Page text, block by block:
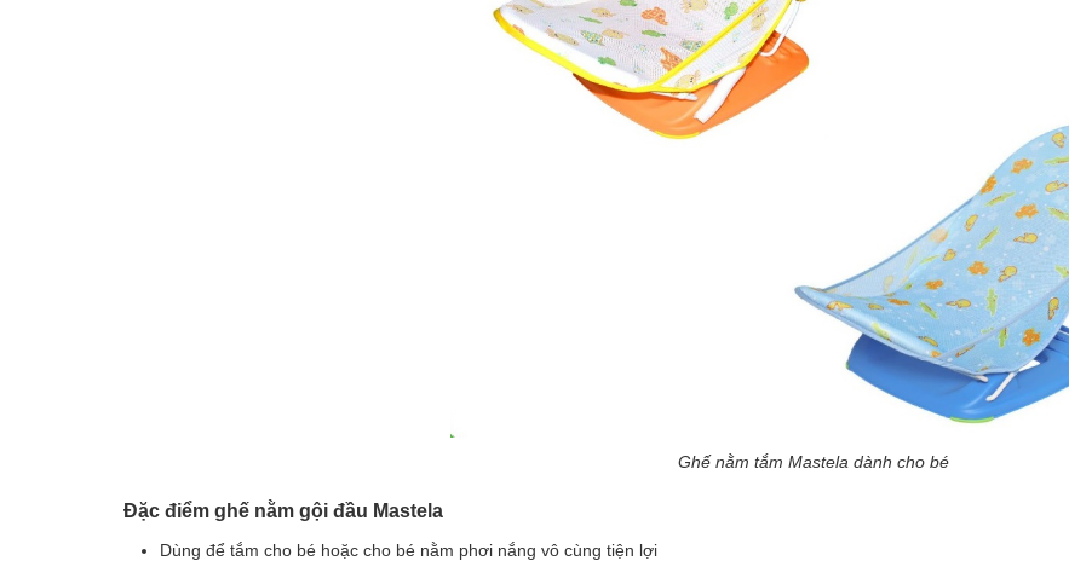
Ghế nằm tắm Mastela dành cho bé
Đặc điểm ghế nằm gội đầu Mastela
Dùng để tắm cho bé hoặc cho bé nằm phơi nắng vô cùng tiện lợi